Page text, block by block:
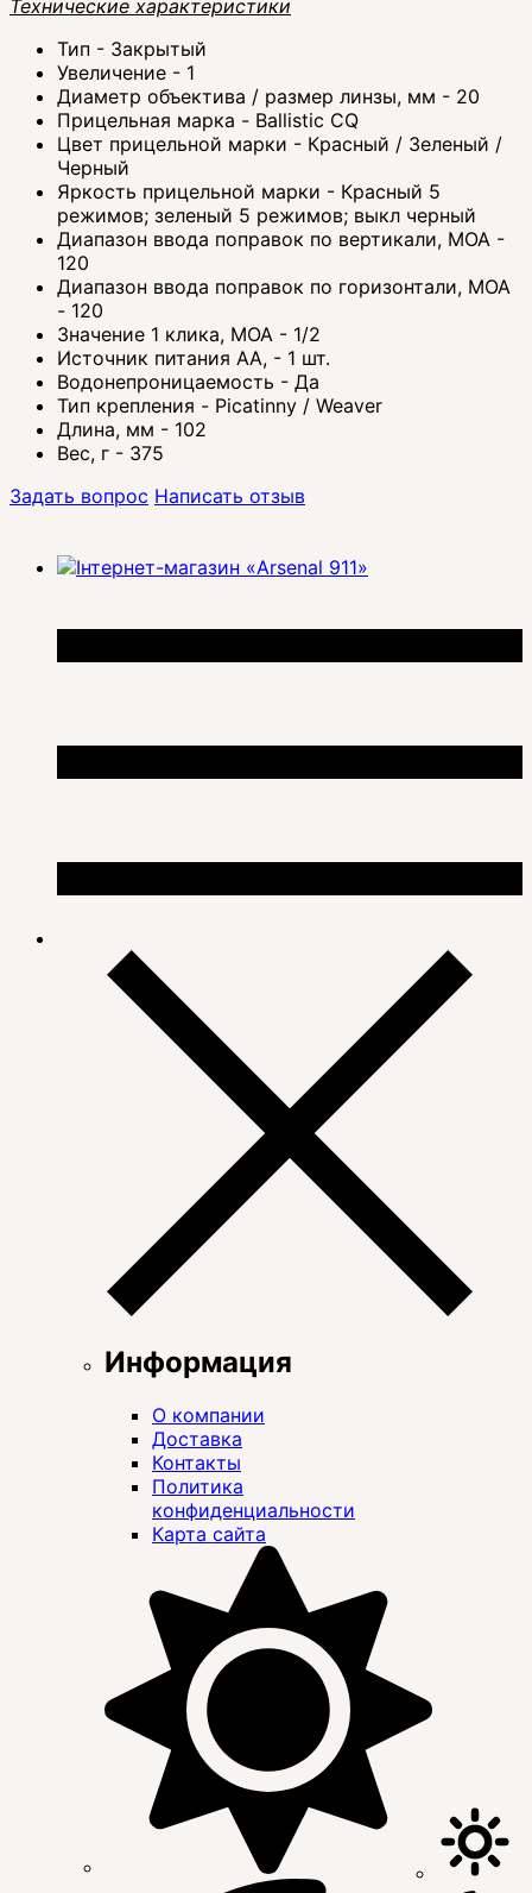
Технические характеристики
Тип - Закрытый
Увеличение - 1
Диаметр объектива / размер линзы, мм - 20
Прицельная марка - Ballistic CQ
Цвет прицельной марки - Красный / Зеленый /
Черный
Яркость прицельной марки - Красный 5
режимов; зеленый 5 режимов; выкл черный
Диапазон ввода поправок по вертикали, МОА -
120
Диапазон ввода поправок по горизонтали, МОА
- 120
Значение 1 клика, МОА - 1/2
Источник питания АА, - 1 шт.
Водонепроницаемость - Да
Тип крепления - Picatinny / Weaver
Длина, мм - 102
Вес, г - 375
Задать вопрос Написать отзыв
Информация
О компании
Доставка
Контакты
Политика
конфиденциальности
Карта сайта